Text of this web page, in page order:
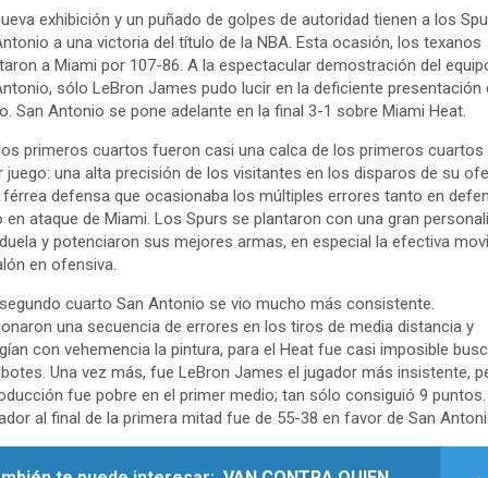
exhibición y un puñado de golpes de autoridad tienen a los
a una victoria del título de la NBA. Esta ocasión, los texanos
a Miami por 107-86. A la espectacular demostración del
sólo LeBron James pudo lucir en la deficiente presentación
San Antonio se pone adelante en la final 3-1 sobre Miami Heat.
primeros cuartos fueron casi una calca de los primeros cuartos
juego: una alta precisión de los visitantes en los disparos de su
férrea defensa que ocasionaba los múltiples errores tanto en
en ataque de Miami. Los Spurs se plantaron con una gran
y potenciaron sus mejores armas, en especial la efectiva
en ofensiva.
cuarto San Antonio se vio mucho más consistente.
una secuencia de errores en los tiros de media distancia y
con vehemencia la pintura, para el Heat fue casi imposible
Una vez más, fue LeBron James el jugador más insistente,
fue pobre en el primer medio; tan sólo consiguió 9 puntos.
al final de la primera mitad fue de 55-38 en favor de San